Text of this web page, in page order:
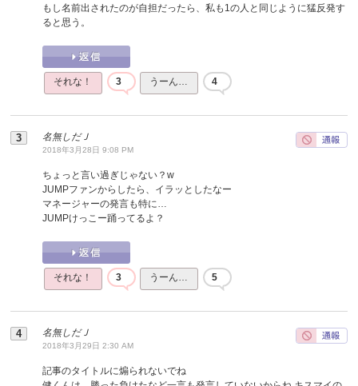
もし名前出されたのが自担だったら、私も1の人と同じように猛反発す
ると思う。
それな！ 3 うーん… 4
名無しだＪ
2018年3月28日 9:08 PM
ちょっと言い過ぎじゃない？w
JUMPファンからしたら、イラッとしたなー
マネージャーの発言も特に…
JUMPけっこー踊ってるよ？
それな！ 3 うーん… 5
名無しだＪ
2018年3月29日 2:30 AM
記事のタイトルに煽られないでね